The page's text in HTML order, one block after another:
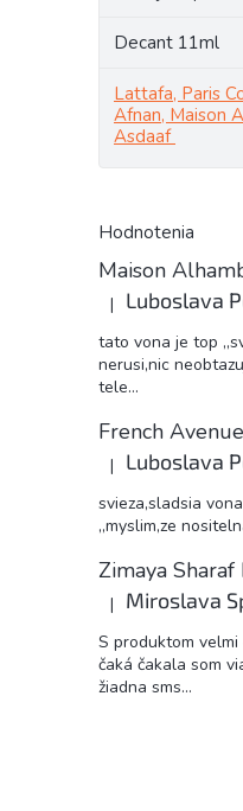
Decant 11ml
Lattafa, Paris
Afnan, Maison
Asdaaf
Hodnotenia
Hodnotenie
| Luboslava
tato vona je top
nerusi,nic
tele...
Hodnotenie
| Luboslava
svieza,sladsia
,,myslim,ze
Hodnotenie
| Miroslava
S produktom
čaká čakala som
žiadna sms...